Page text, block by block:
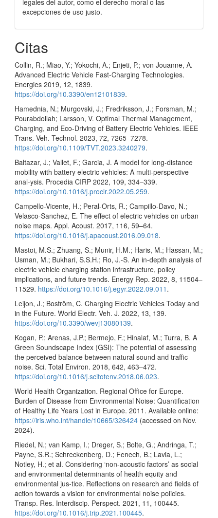
excepciones de uso justo.
Citas
Collin, R.; Miao, Y.; Yokochi, A.; Enjeti, P.; von Jouanne, A.
Advanced Electric Vehicle Fast-Charging Technologies.
Energies 2019, 12, 1839.
https://doi.org/10.3390/en12101839.
Hamednia, N.; Murgovski, J.; Fredriksson, J.; Forsman, M.;
Pourabdollah; Larsson, V. Optimal Thermal Management,
Charging, and Eco-Driving of Battery Electric Vehicles. IEEE
Trans. Veh. Technol. 2023, 72, 7265–7278.
https://doi.org/10.1109/TVT.2023.3240279.
Baltazar, J.; Vallet, F.; Garcia, J. A model for long-distance
mobility with battery electric vehicles: A multi-perspective
anal-ysis. Procedia CIRP 2022, 109, 334–339.
https://doi.org/10.1016/j.procir.2022.05.259.
Campello-Vicente, H.; Peral-Orts, R.; Campillo-Davo, N.;
Velasco-Sanchez, E. The effect of electric vehicles on urban
noise maps. Appl. Acoust. 2017, 116, 59–64.
https://doi.org/10.1016/j.apacoust.2016.09.018.
Mastoi, M.S.; Zhuang, S.; Munir, H.M.; Haris, M.; Hassan, M.;
Usman, M.; Bukhari, S.S.H.; Ro, J.-S. An in-depth analysis of
electric vehicle charging station infrastructure, policy
implications, and future trends. Energy Rep. 2022, 8, 11504–
11529. https://doi.org/10.1016/j.egyr.2022.09.011 .
Leijon, J.; Boström, C. Charging Electric Vehicles Today and
in the Future. World Electr. Veh. J. 2022, 13, 139.
https://doi.org/10.3390/wevj13080139.
Kogan, P.; Arenas, J.P.; Bermejo, F.; Hinalaf, M.; Turra, B. A
Green Soundscape Index (GSI): The potential of assessing
the perceived balance between natural sound and traffic
noise. Sci. Total Environ. 2018, 642, 463–472.
https://doi.org/10.1016/j.scitotenv.2018.06.023.
World Health Organization. Regional Office for Europe.
Burden of Disease from Environmental Noise: Quantification
of Healthy Life Years Lost in Europe. 2011. Available online:
https://iris.who.int/handle/10665/326424 (accessed on Nov.
2024).
Riedel, N.; van Kamp, I.; Dreger, S.; Bolte, G.; Andringa, T.;
Payne, S.R.; Schreckenberg, D.; Fenech, B.; Lavia, L.;
Notley, H.; et al. Considering ‘non-acoustic factors’ as social
and environmental determinants of health equity and
environmental jus-tice. Reflections on research and fields of
action towards a vision for environmental noise policies.
Transp. Res. Interdiscip. Perspect. 2021, 11, 100445.
https://doi.org/10.1016/j.trip.2021.100445.